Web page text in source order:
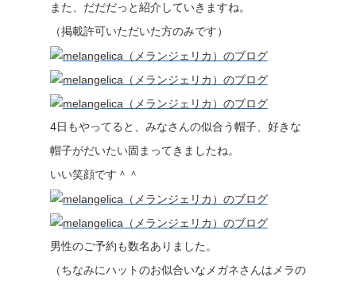
また、だだだっと紹介していきますね。
（掲載許可いただいた方のみです）
4日もやってると、みなさんの似合う帽子、好きな
帽子がだいたい固まってきましたね。
いい笑顔です＾＾
男性のご予約も数名ありました。
（ちなみにハットのお似合いなメガネさんはメラの